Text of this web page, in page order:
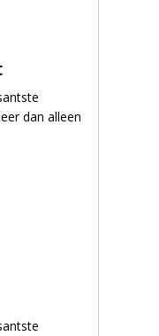
dan alleen